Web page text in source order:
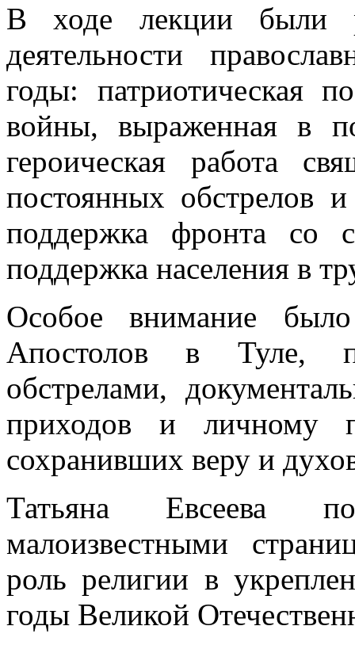
В ходе лекции были
деятельности
годы: патриотическая
войны, выраженная в
героическая работа
постоянных обстрелов
поддержка фронта со
поддержка населения в
Особое внимание
Апостолов в Туле,
обстрелами,
приходов и личному
сохранивших веру и
Татьяна Евсеева
малоизвестными
роль религии в
годы Великой